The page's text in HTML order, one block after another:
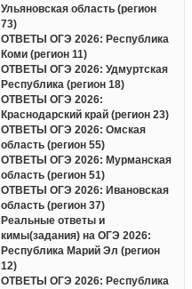
Ульяновская область (регион
73)
ОТВЕТЫ ОГЭ 2026: Республика
Коми (регион 11)
ОТВЕТЫ ОГЭ 2026: Удмуртская
Республика (регион 18)
ОТВЕТЫ ОГЭ 2026:
Краснодарский край (регион 23)
ОТВЕТЫ ОГЭ 2026: Омская
область (регион 55)
ОТВЕТЫ ОГЭ 2026: Мурманская
область (регион 51)
ОТВЕТЫ ОГЭ 2026: Ивановская
область (регион 37)
Реальные ответы и
кимы(задания) на ОГЭ 2026:
Республика Марий Эл (регион
12)
ОТВЕТЫ ОГЭ 2026: Республика